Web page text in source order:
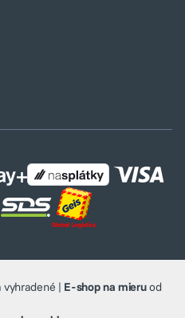
| E-shop na mieruod